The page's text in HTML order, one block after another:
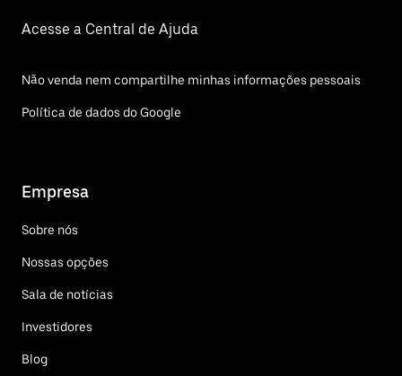
Acesse a Central de Ajuda
Não venda nem compartilhe minhas informações pessoais
Política de dados do Google
Empresa
Sobre nós
Nossas opções
Sala de notícias
Investidores
Blog